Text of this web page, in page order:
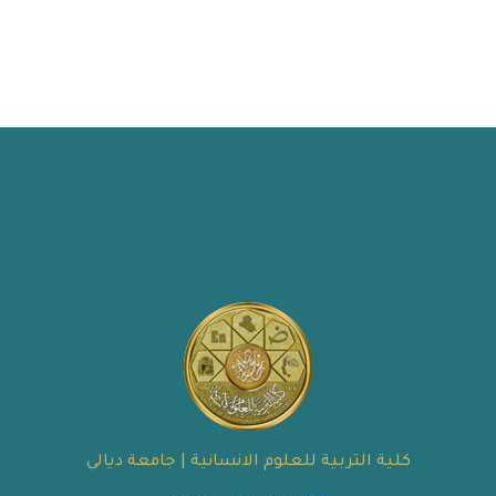
كلية التربية للعلوم الانسانية | جامعة ديالى